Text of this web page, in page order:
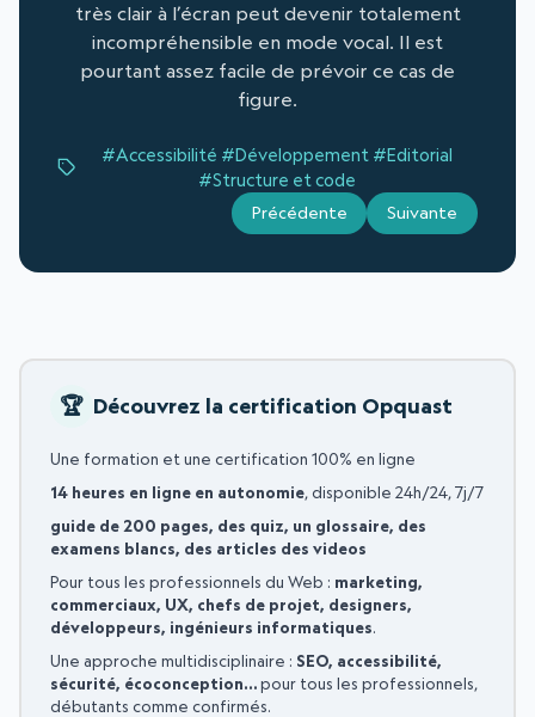
très clair à l’écran peut devenir totalement
incompréhensible en mode vocal. Il est
pourtant assez facile de prévoir ce cas de
figure.
#Accessibilité #Développement #Editorial
#Structure et code
Précédente Suivante
Découvrez la certification Opquast
Une formation et une certification 100% en ligne
14 heures en ligne en autonomie, disponible 24h/24, 7j/7
guide de 200 pages, des quiz, un glossaire, des
examens blancs, des articles des videos
Pour tous les professionnels du Web : marketing,
commerciaux, UX, chefs de projet, designers,
développeurs, ingénieurs informatiques.
Une approche multidisciplinaire : SEO, accessibilité,
sécurité, écoconception…pour tous les professionnels,
débutants comme confirmés.